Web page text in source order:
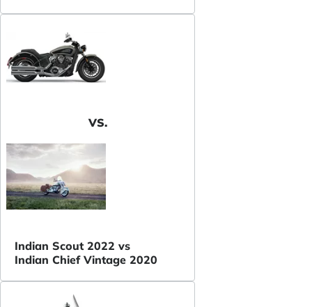
VS.
Indian Scout 2022 vs
Indian Chief Vintage 2020